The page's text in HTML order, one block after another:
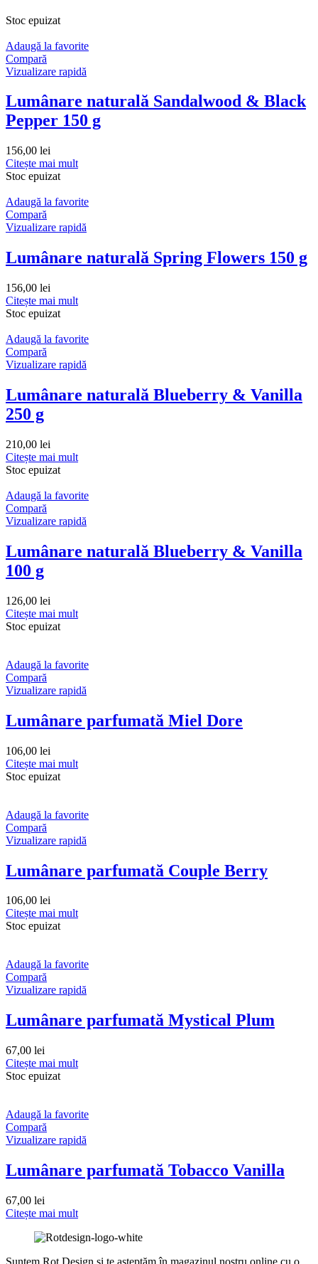
Stoc epuizat
Adaugă la favorite
Compară
Vizualizare rapidă
Lumânare naturală Sandalwood & Black
Pepper 150 g
156,00 lei
Citește mai mult
Stoc epuizat
Adaugă la favorite
Compară
Vizualizare rapidă
Lumânare naturală Spring Flowers 150 g
156,00 lei
Citește mai mult
Stoc epuizat
Adaugă la favorite
Compară
Vizualizare rapidă
Lumânare naturală Blueberry & Vanilla
250 g
210,00 lei
Citește mai mult
Stoc epuizat
Adaugă la favorite
Compară
Vizualizare rapidă
Lumânare naturală Blueberry & Vanilla
100 g
126,00 lei
Citește mai mult
Stoc epuizat
Adaugă la favorite
Compară
Vizualizare rapidă
Lumânare parfumată Miel Dore
106,00 lei
Citește mai mult
Stoc epuizat
Adaugă la favorite
Compară
Vizualizare rapidă
Lumânare parfumată Couple Berry
106,00 lei
Citește mai mult
Stoc epuizat
Adaugă la favorite
Compară
Vizualizare rapidă
Lumânare parfumată Mystical Plum
67,00 lei
Citește mai mult
Stoc epuizat
Adaugă la favorite
Compară
Vizualizare rapidă
Lumânare parfumată Tobacco Vanilla
67,00 lei
Citește mai mult
Suntem Rot Design și te așteptăm în magazinul nostru online cu o